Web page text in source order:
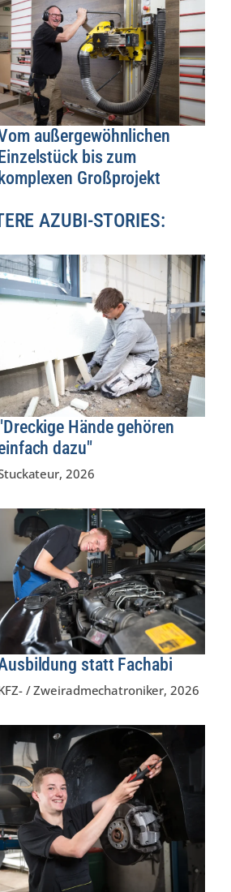
außergewöhnlichen
bis zum
komplexen Großprojekt
AZUBI-STORIES:
Hände gehören
dazu"
, 2026
statt Fachabi
/ Zweiradmechatroniker,2026